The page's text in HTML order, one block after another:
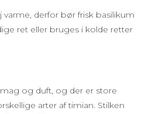
varme, derfor bør frisk basilikum
ret eller bruges i kolde retter
og duft, og der er store
arter af timian. Stilken